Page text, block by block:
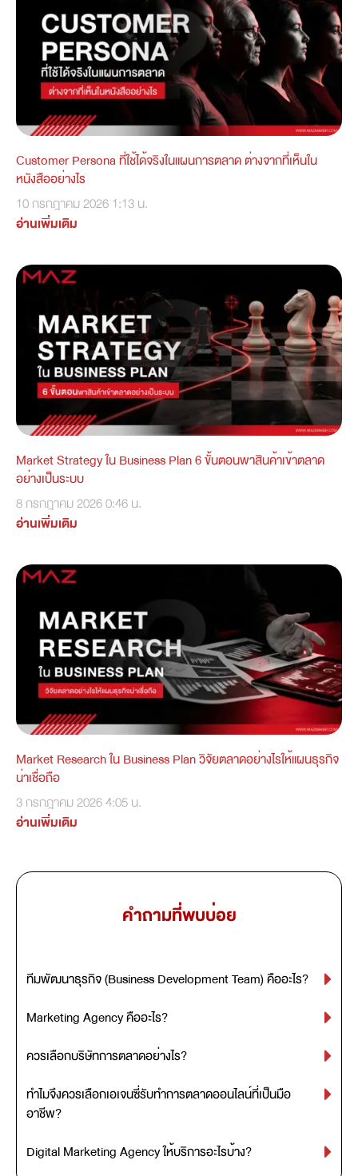
Customer Persona ที่ใช้ได้จริงในแผนการตลาด ต่างจากที่เห็นใน
หนังสืออย่างไร
10 กรกฎาคม 20261:13 น.
อ่านเพิ่มเติม
Market Strategy ใน Business Plan 6 ขั้นตอนพาสินค้าเข้าตลาด
อย่างเป็นระบบ
8 กรกฎาคม 20260:46 น.
อ่านเพิ่มเติม
Market Research ใน Business Plan วิจัยตลาดอย่างไรให้แผนธุรกิจ
น่าเชื่อถือ
3 กรกฎาคม 20264:05 น.
อ่านเพิ่มเติม
คำถามที่พบบ่อย
ทีมพัฒนาธุรกิจ (Business Development Team) คืออะไร?
Marketing Agency คืออะไร?
ควรเลือกบริษัทการตลาดอย่างไร?
ทำไมจึงควรเลือกเอเจนซี่รับทำการตลาดออนไลน์ที่เป็นมือ
อาชีพ?
Digital Marketing Agency ให้บริการอะไรบ้าง?